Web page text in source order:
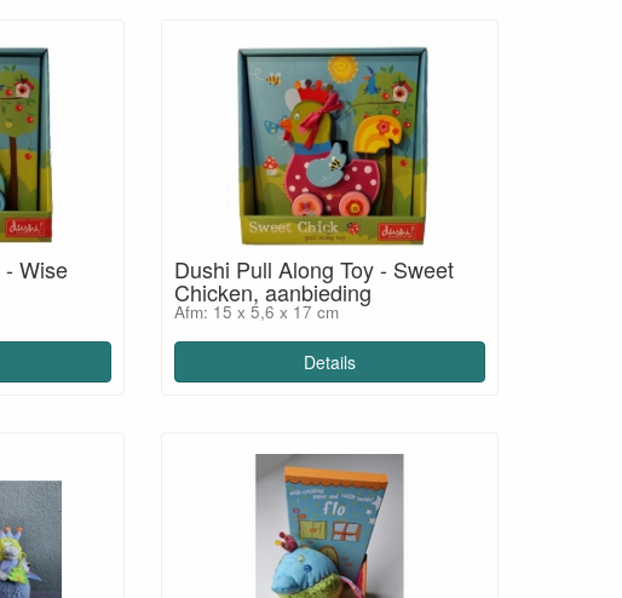
- Wise Dushi Pull Along Toy - Sweet
Chicken, aanbieding
Afm: 15 x 5,6 x 17 cm
Details